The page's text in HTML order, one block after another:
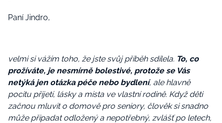
Paní Jindro,
velmi si vážím toho, že jste svůj příběh sdílela. To, co
prožíváte, je nesmírně bolestivé, protože se Vás
netýká jen otázka péče nebo bydlení, ale hlavně
pocitu přijetí, lásky a místa ve vlastní rodině. Když děti
začnou mluvit o domově pro seniory, člověk si snadno
může připadat odložený a nepotřebný, zvlášť po letech,